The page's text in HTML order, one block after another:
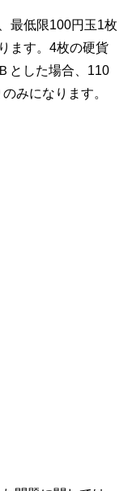
最低限100円玉1枚
ます。4枚の硬貨
とした場合、110
みになります。